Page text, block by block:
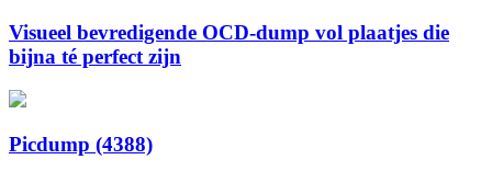
Visueel bevredigende OCD-dump vol plaatjes die
bijna té perfect zijn
Picdump (4388)